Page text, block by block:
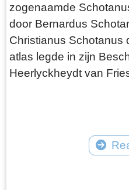
zogenaamde
door Bernardus
Christianus Schotanus
atlas legde in zijn
Heerlyckheydt van